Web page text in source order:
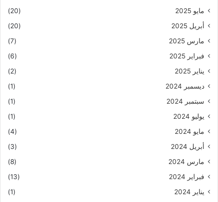
مايو 2025
(20)
أبريل 2025
(20)
مارس 2025
(7)
فبراير 2025
(6)
يناير 2025
(2)
ديسمبر 2024
(1)
سبتمبر 2024
(1)
يوليو 2024
(1)
مايو 2024
(4)
أبريل 2024
(3)
مارس 2024
(8)
فبراير 2024
(13)
يناير 2024
(1)